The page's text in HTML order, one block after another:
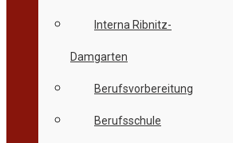
Interna Ribnitz-
Damgarten
Berufsvorbereitung
Berufsschule